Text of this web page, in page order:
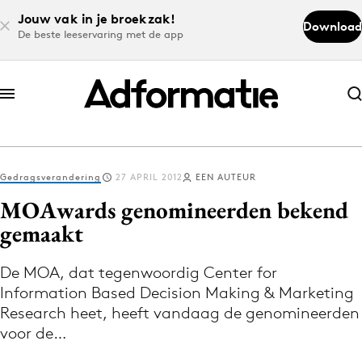
Jouw vak in je broekzak!
De beste leeservaring met de app
Download
Abonneer nu
Abonneer nu
Log in
Volg het laatste nieuws via de Adformatie
Nieuws app
Gedragsverandering 27 APRIL 2012 EEN AUTEUR
MOAwards genomineerden bekend
gemaakt
De MOA, dat tegenwoordig Center for
Information Based Decision Making & Marketing
Research heet, heeft vandaag de genomineerden
voor de…